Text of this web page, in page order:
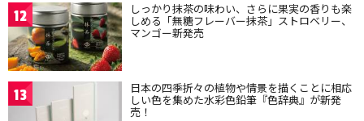
12 しっかり抹茶の味わい、さらに果実の香りも楽
しめる「無糖フレーバー抹茶」ストロベリー、
マンゴー新発売
13 日本の四季折々の植物や情景を描くことに相応
しい色を集めた水彩色鉛筆『色辞典』が新発
売！